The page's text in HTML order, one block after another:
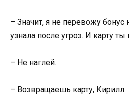
– Значит, я не перевожу бонус
узнала после угроз. И карту
– Не наглей.
– Возвращаешь карту, Кирилл.